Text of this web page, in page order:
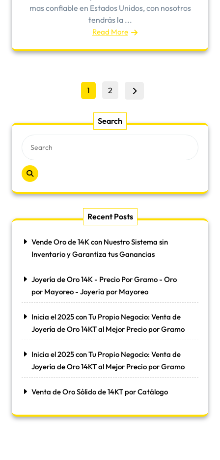
mas confiable en Estados Unidos, con nosotros
tendrás la ...
Read More
Posts
Page
1 Page
2
Search
Recent Posts
Vende Oro de 14K con Nuestro Sistema sin
Inventario y Garantiza tus Ganancias
Joyería de Oro 14K - Precio Por Gramo - Oro
por Mayoreo - Joyeria por Mayoreo
Inicia el 2025 con Tu Propio Negocio: Venta de
Joyería de Oro 14KT al Mejor Precio por Gramo
Inicia el 2025 con Tu Propio Negocio: Venta de
Joyería de Oro 14KT al Mejor Precio por Gramo
Venta de Oro Sólido de 14KT por Catálogo